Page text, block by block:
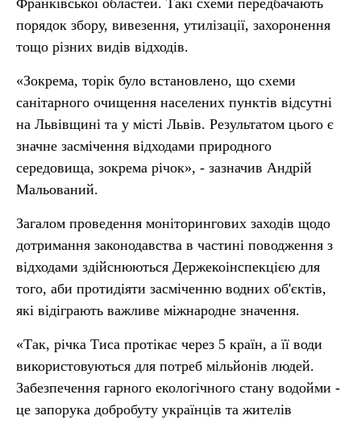
Франківської областей. Такі схеми передбачають
порядок збору, вивезення, утилізації, захоронення
тощо різних видів відходів.
«Зокрема, торік було встановлено, що схеми
санітарного очищення населених пунктів відсутні
на Львівщині та у місті Львів. Результатом цього є
значне засмічення відходами природного
середовища, зокрема річок», - зазначив Андрій
Мальований.
Загалом проведення моніторингових заходів щодо
дотримання законодавства в частині поводження з
відходами здійснюються Держекоінспекцією для
того, аби протидіяти засміченню водних об'єктів,
які відіграють важливе міжнародне значення.
«Так, річка Тиса протікає через 5 країн, а її води
використовуються для потреб мільйонів людей.
Забезпечення гарного екологічного стану водойми -
це запорука добробуту українців та жителів